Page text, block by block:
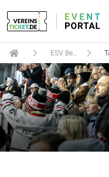
ESV Bergisch Gladbach e.V.